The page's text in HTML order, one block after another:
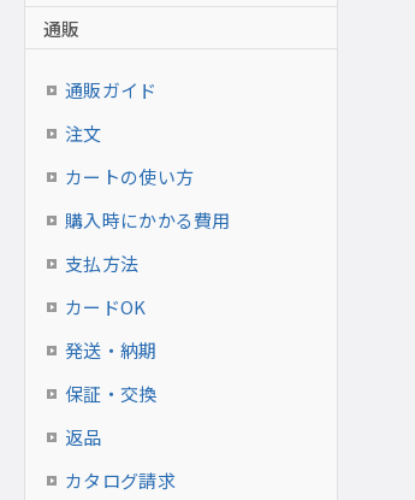
通販
通販ガイド
注文
カートの使い方
購入時にかかる費用
支払方法
カードOK
発送・納期
保証・交換
返品
カタログ請求